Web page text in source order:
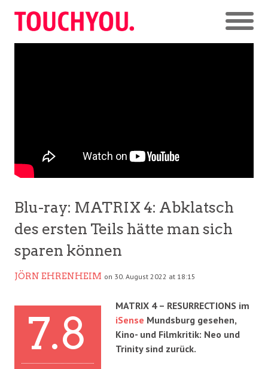
Blu-ray: MATRIX 4: Abklatsch
des ersten Teils hätte man sich
sparen können
JÖRN EHRENHEIM on 30. August 2022 at 18:15
7.8
MATRIX 4 – RESURRECTIONS im
iSense Mundsburg gesehen,
Kino- und Filmkritik: Neo und
Trinity sind zurück.